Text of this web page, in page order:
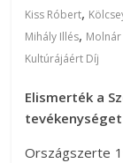
Kiss Róbert,
Mihály Illés,
Kultúrájáért Díj
Elismerték a
Országszerte